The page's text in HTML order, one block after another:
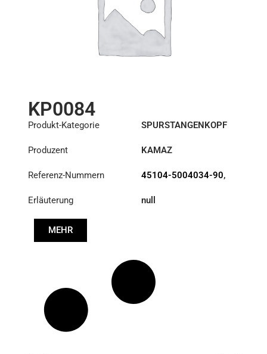
KP0084
Produkt-Kategorie SPURSTANGENKOPF
Produzent KAMAZ
Referenz-Nummern 45104-5004034-90,
Erläuterung
null
MEHR